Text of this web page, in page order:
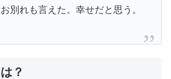
別れも言えた。幸せだと思う。
？